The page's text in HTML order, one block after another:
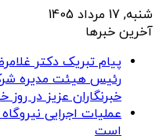
شنبه, 17 مرداد 1405
آخرین خبرها
پیام تبریک دکتر
رئیس هیئت مدیره
خبرنگاران عزیز در روز
عملیات اجرایی
است